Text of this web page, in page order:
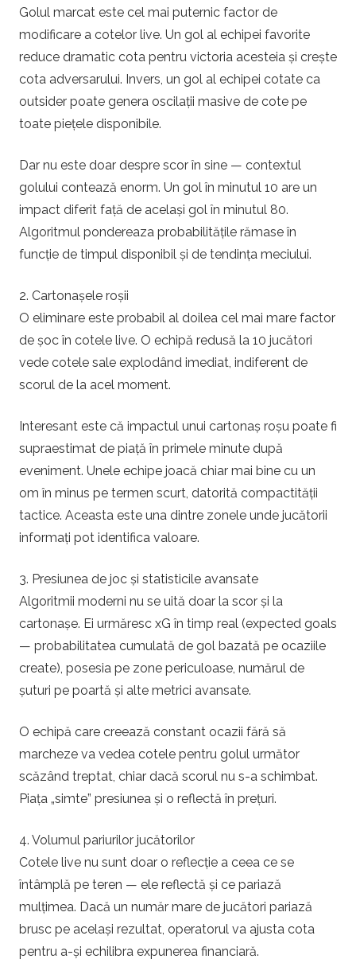
Golul marcat este cel mai puternic factor de
modificare a cotelor live. Un gol al echipei favorite
reduce dramatic cota pentru victoria acesteia și crește
cota adversarului. Invers, un gol al echipei cotate ca
outsider poate genera oscilații masive de cote pe
toate piețele disponibile.
Dar nu este doar despre scor în sine — contextul
golului contează enorm. Un gol în minutul 10 are un
impact diferit față de același gol în minutul 80.
Algoritmul pondereaza probabilitățile rămase în
funcție de timpul disponibil și de tendința meciului.
2. Cartonașele roșii
O eliminare este probabil al doilea cel mai mare factor
de șoc în cotele live. O echipă redusă la 10 jucători
vede cotele sale explodând imediat, indiferent de
scorul de la acel moment.
Interesant este că impactul unui cartonaș roșu poate fi
supraestimat de piață în primele minute după
eveniment. Unele echipe joacă chiar mai bine cu un
om în minus pe termen scurt, datorită compactității
tactice. Aceasta este una dintre zonele unde jucătorii
informați pot identifica valoare.
3. Presiunea de joc și statisticile avansate
Algoritmii moderni nu se uită doar la scor și la
cartonașe. Ei urmăresc xG în timp real (expected goals
— probabilitatea cumulată de gol bazată pe ocaziile
create), posesia pe zone periculoase, numărul de
șuturi pe poartă și alte metrici avansate.
O echipă care creează constant ocazii fără să
marcheze va vedea cotele pentru golul următor
scăzând treptat, chiar dacă scorul nu s-a schimbat.
Piața „simte” presiunea și o reflectă în prețuri.
4. Volumul pariurilor jucătorilor
Cotele live nu sunt doar o reflecție a ceea ce se
întâmplă pe teren — ele reflectă și ce pariază
mulțimea. Dacă un număr mare de jucători pariază
brusc pe același rezultat, operatorul va ajusta cota
pentru a-și echilibra expunerea financiară.